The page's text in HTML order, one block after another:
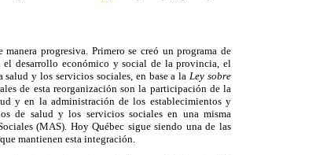
progresiva. Primero se creó un programa de
desarrollo económico y social de la provincia, el
salud y los servicios sociales, en base a laLey sobre
de esta reorganización son la participación de la
y en la administración de los establecimientos y
de salud y los servicios sociales en una misma
(MAS). Hoy Québec sigue siendo una de las
mantienen esta integración.